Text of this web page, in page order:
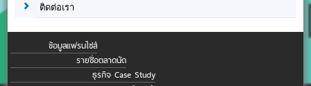
ติดต่อเรา
ข้อมูลแฟรนไชส์
รายชื่อตลาดนัด
ธุรกิจ Case Study